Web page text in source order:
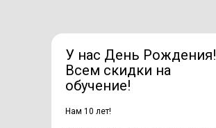
Нам 10 лет!
У нас День Рождения!
Всем скидки на
обучение!